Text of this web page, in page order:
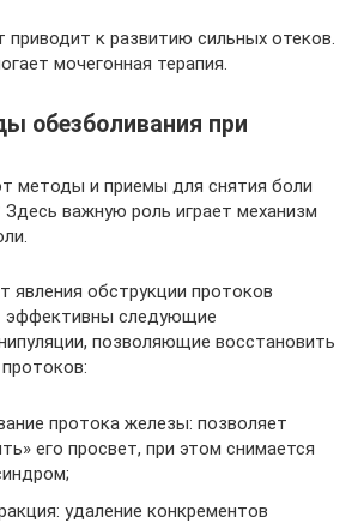
приводит к развитию сильных отеков.
мочегонная терапия.
обезболивания при
методы и приемы для снятия боли
Здесь важную роль играет механизм
явления обструкции протоков
эффективны следующие
позволяющие восстановить
протока железы: позволяет
его просвет, при этом снимается
удаление конкрементов